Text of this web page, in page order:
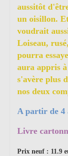
aussitôt
un oisillon.
voudrait
Loiseau,
pourra
aura appris
s'avère plus
nos deux
A partir de 4
Livre
Prix neuf : 11.9